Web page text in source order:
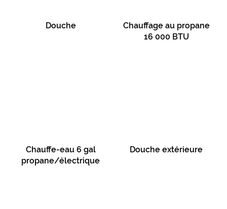
Douche
Chauffage au propane
16 000 BTU
Chauffe-eau 6 gal
propane/électrique
Douche extérieure